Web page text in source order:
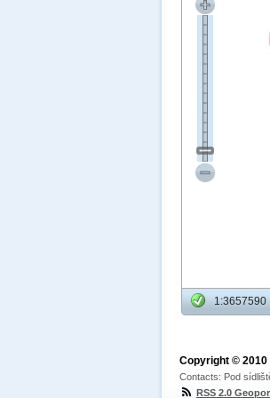
1:3657590
Copyright ©
Contacts: Pod
RSS 2.0